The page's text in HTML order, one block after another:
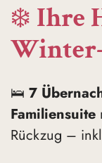
❄️ Ihre
🛌 7
Familiensuite
Rückzug –